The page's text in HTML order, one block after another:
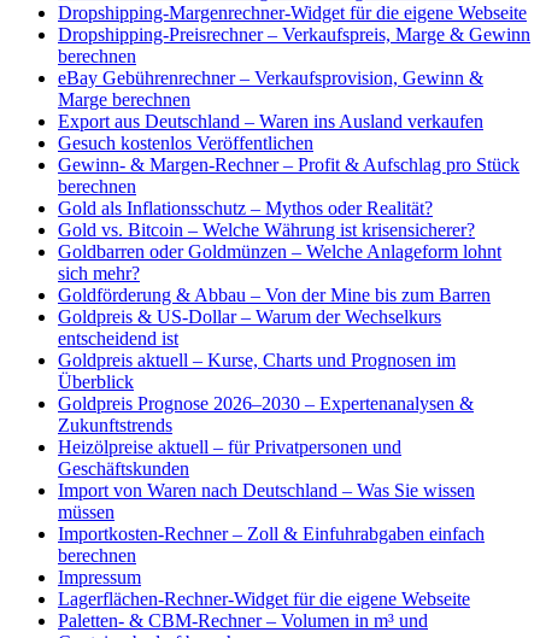
Dropshipping-Margenrechner-Widget für die eigene Webseite
Dropshipping-Preisrechner – Verkaufspreis, Marge & Gewinn
berechnen
eBay Gebührenrechner – Verkaufsprovision, Gewinn &
Marge berechnen
Export aus Deutschland – Waren ins Ausland verkaufen
Gesuch kostenlos Veröffentlichen
Gewinn- & Margen-Rechner – Profit & Aufschlag pro Stück
berechnen
Gold als Inflationsschutz – Mythos oder Realität?
Gold vs. Bitcoin – Welche Währung ist krisensicherer?
Goldbarren oder Goldmünzen – Welche Anlageform lohnt
sich mehr?
Goldförderung & Abbau – Von der Mine bis zum Barren
Goldpreis & US-Dollar – Warum der Wechselkurs
entscheidend ist
Goldpreis aktuell – Kurse, Charts und Prognosen im
Überblick
Goldpreis Prognose 2026–2030 – Expertenanalysen &
Zukunftstrends
Heizölpreise aktuell – für Privatpersonen und
Geschäftskunden
Import von Waren nach Deutschland – Was Sie wissen
müssen
Importkosten-Rechner – Zoll & Einfuhrabgaben einfach
berechnen
Impressum
Lagerflächen-Rechner-Widget für die eigene Webseite
Paletten- & CBM-Rechner – Volumen in m³ und